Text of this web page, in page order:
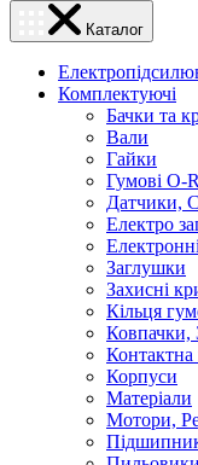
Каталог
Комплектуючі
Бачки та
Вали
Гайки
Гумові O-
Датчики,
Електро
Заглушки
Захисні
Кільця
Ковпачки,
Контактна
Корпуси
Матеріали
Мотори,